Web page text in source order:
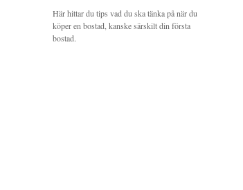
Här hittar du tips vad du ska tänka på när du
köper en bostad, kanske särskilt din första
bostad.